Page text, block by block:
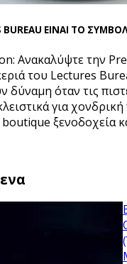
BUREAU ΕΙΝΑΙ ΤΟ
Ανακαλύψτε την
του Lectures
δύναμη όταν τις
για
boutique ξενοδοχεία